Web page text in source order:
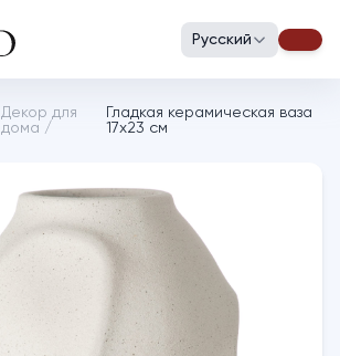
Русский
Декор для
дома /
Гладкая керамическая ваза
17х23 см